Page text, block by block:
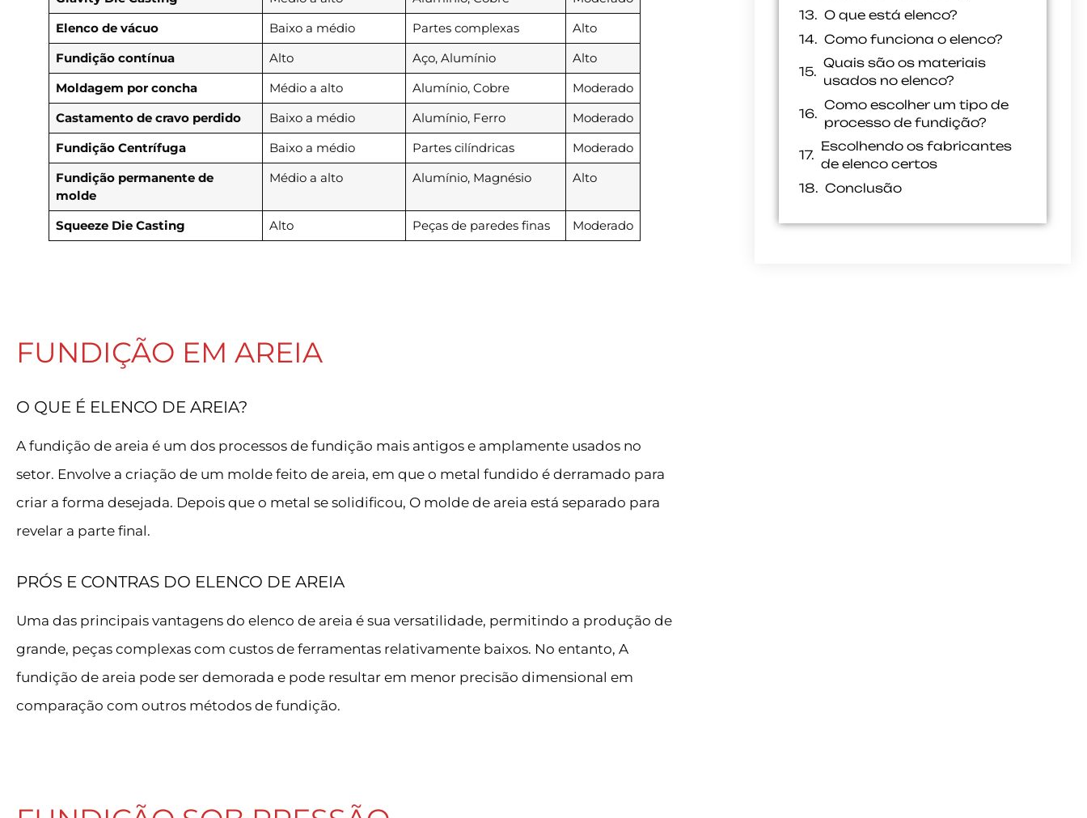
Elenco de vácuo
Baixo a médio Partes complexas
Alto
Fundição contínua
Alto Aço, Alumínio
Alto
Moldagem por concha
Médio a alto Alumínio, Cobre
Moderado
Castamento de cravo perdido
Baixo a médio Alumínio, Ferro
Moderado
Fundição Centrífuga
Baixo a médio Partes cilíndricas
Moderado
Fundição permanente de
molde
Médio a alto Alumínio, Magnésio Alto
Squeeze Die Casting Alto Peças de paredes finas Moderado
FUNDIÇÃO EM AREIA
O QUE É ELENCO DE AREIA?
A fundição de areia é um dos processos de fundição mais antigos e amplamente usados no
setor. Envolve a criação de um molde feito de areia, em que o metal fundido é derramado para
criar a forma desejada. Depois que o metal se solidificou, O molde de areia está separado para
revelar a parte final.
PRÓS E CONTRAS DO ELENCO DE AREIA
Uma das principais vantagens do elenco de areia é sua versatilidade, permitindo a produção de
grande, peças complexas com custos de ferramentas relativamente baixos. No entanto, A
fundição de areia pode ser demorada e pode resultar em menor precisão dimensional em
comparação com outros métodos de fundição.
O que está elenco?
Como funciona o elenco?
Quais são os materiais
usados no elenco?
Como escolher um tipo de
processo de fundição?
Escolhendo os fabricantes
de elenco certos
Conclusão